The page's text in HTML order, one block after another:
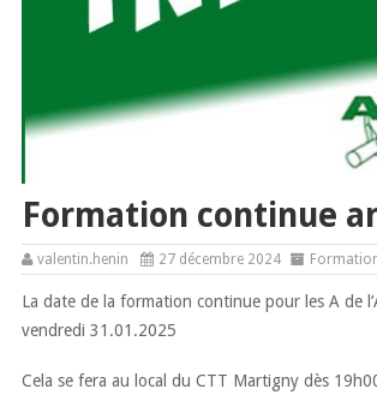
Formation continue
valentin.henin 27 décembre 2024
La date de la formation continue pour les A de
vendredi 31.01.2025
Cela se fera au local du CTT Martigny dès